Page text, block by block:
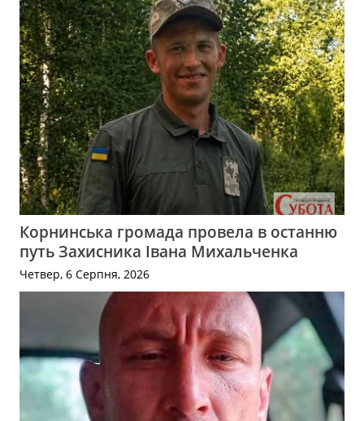
Корнинська громада провела в останню
путь Захисника Івана Михальченка
Четвер, 6 Серпня, 2026